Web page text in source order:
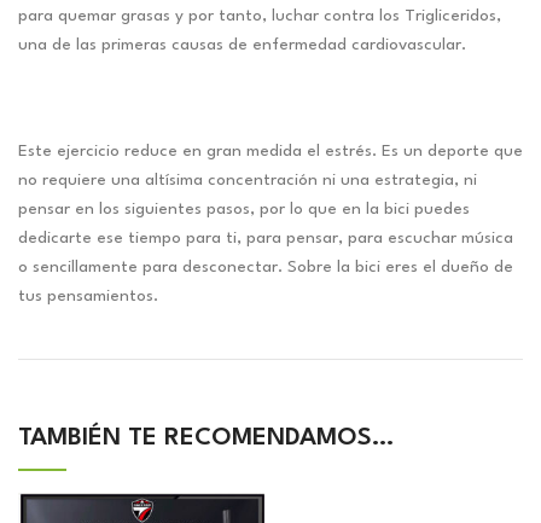
para quemar grasas y por tanto, luchar contra los Trigliceridos,
una de las primeras causas de enfermedad cardiovascular.
Este ejercicio reduce en gran medida el estrés. Es un deporte que
no requiere una altísima concentración ni una estrategia, ni
pensar en los siguientes pasos, por lo que en la bici puedes
dedicarte ese tiempo para ti, para pensar, para escuchar música
o sencillamente para desconectar. Sobre la bici eres el dueño de
tus pensamientos.
TAMBIÉN TE RECOMENDAMOS…